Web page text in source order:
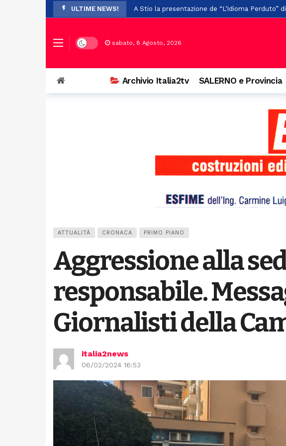
ULTIME NEWS! A Stio la presentazione de “L’Idioma Perduto”
Violenze e richieste di denaro ai familiari.
Perde il controllo della moto e precipita nel
Firme digitali false per evitare il pagamento
Auto in fiamme nei pressi dello svincolo di
Il maltempo provoca la caduta di alberi sulla
Presentata la XXXI edizione de “Alla Tavola
Dark mode sabato, 8 Agosto, 2026
Archivio Italia2tv SALERNO e Provincia
ATTUALITÀ CRONACA PRIMO PIANO
Aggressione alla
responsabile.
Giornalisti della
italia2news
06/02/2024 16:53